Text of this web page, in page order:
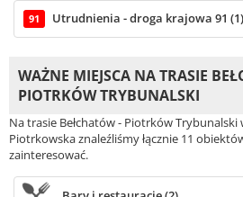
91 Utrudnienia - droga krajowa 91 (1)
WAŻNE MIEJSCA NA TRASIE
PIOTRKÓW TRYBUNALSKI
Na trasie Bełchatów - Piotrków Trybunalski
Piotrkowska znaleźliśmy łącznie 11
zainteresować.